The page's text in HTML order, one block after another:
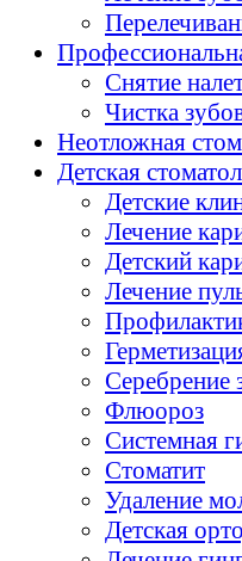
Снятие
Чистка
Неотложная
Детская
Детские
Лечение
Детский
Лечение
Серебрение
Флюороз
Системная
Стоматит
Удаление
Детская